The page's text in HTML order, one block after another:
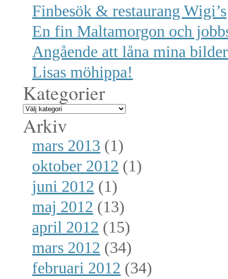
Finbesök & restaurang Wigi’s
En fin Maltamorgon och
Angående att låna mina bilder
Lisas möhippa!
Kategorier
Arkiv
mars 2013 (1)
oktober 2012 (1)
juni 2012 (1)
maj 2012 (13)
april 2012 (15)
mars 2012 (34)
februari 2012 (34)